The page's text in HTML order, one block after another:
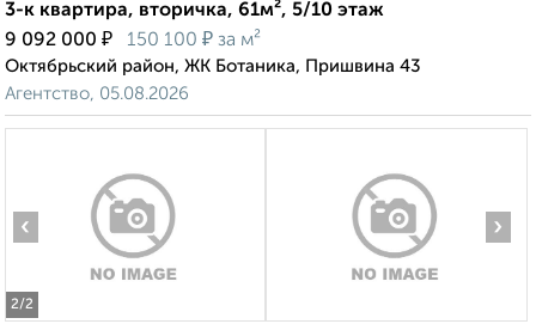
3-к квартира, вторичка, 61м², 5/10 этаж
9 092 000 ₽ 150 100 ₽ за м²
Октябрьский район, ЖК Ботаника, Пришвина 43
Агентство, 05.08.2026
2/2
‹ ›